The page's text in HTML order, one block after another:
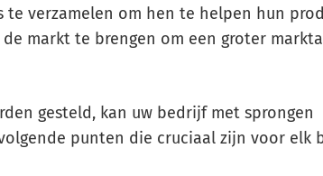
verzamelen om hen te helpen hun
markt te brengen om een groter
gesteld, kan uw bedrijf met sprongen
punten die cruciaal zijn voor elk